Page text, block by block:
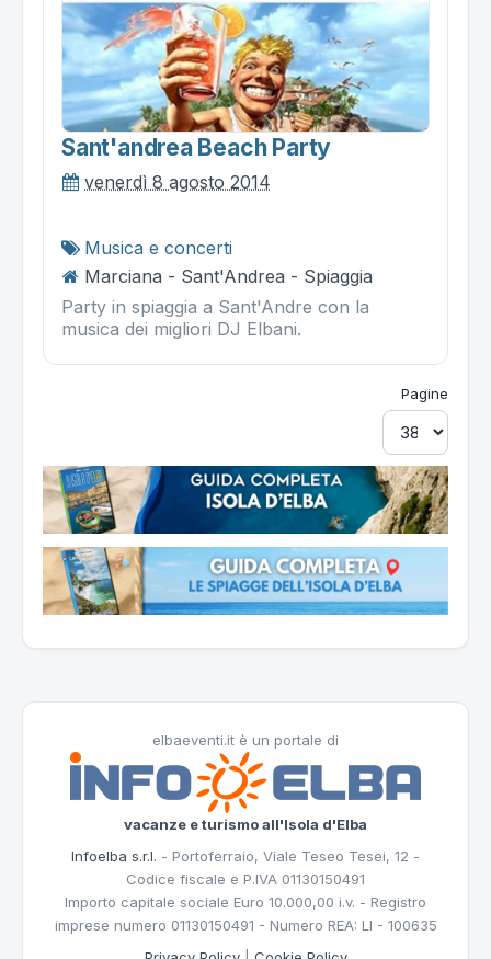
Sant'andrea Beach Party
venerdì 8 agosto 2014
Musica e concerti
Marciana - Sant'Andrea - Spiaggia
Party in spiaggia a Sant'Andre con la
musica dei migliori DJ Elbani.
Pagine
elbaeventi.it è un portale di
vacanze e turismo all'Isola d'Elba
Infoelba s.r.l. - Portoferraio, Viale Teseo Tesei, 12 -
Codice fiscale e P.IVA 01130150491
Importo capitale sociale Euro 10.000,00 i.v. - Registro
imprese numero 01130150491 - Numero REA: LI - 100635